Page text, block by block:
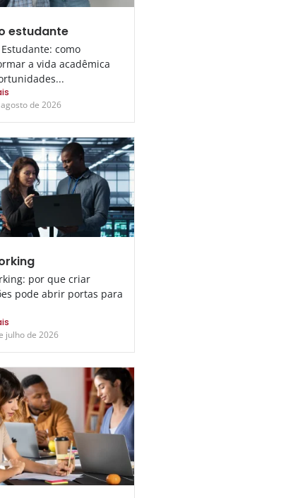
estudante
como
a vida acadêmica
de 2026
por que criar
pode abrir portas para
julho de 2026